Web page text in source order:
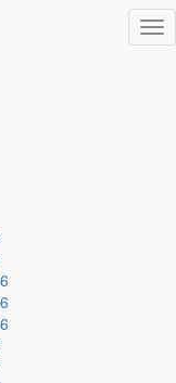
10 âm
xấu?
16/10/2029 âm lịch
nạp âm Đại Khe